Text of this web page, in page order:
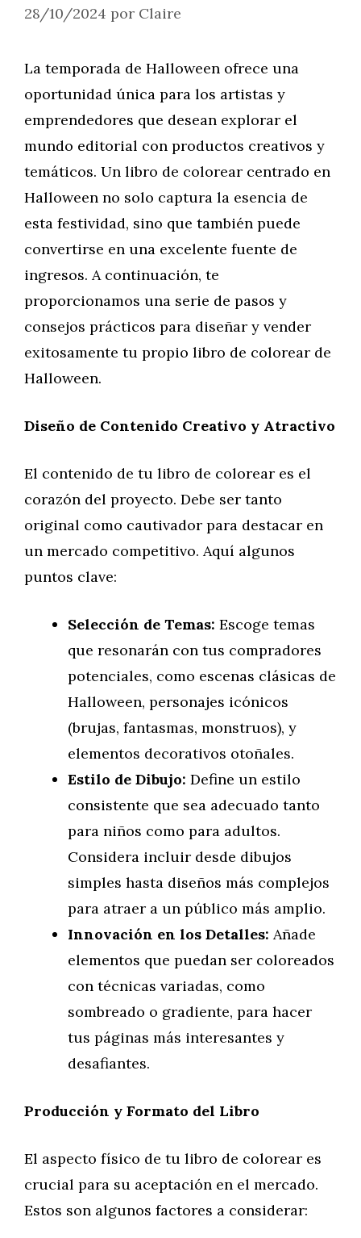
28/10/2024 por Claire
La temporada de Halloween ofrece una
oportunidad única para los artistas y
emprendedores que desean explorar el
mundo editorial con productos creativos y
temáticos. Un libro de colorear centrado en
Halloween no solo captura la esencia de
esta festividad, sino que también puede
convertirse en una excelente fuente de
ingresos. A continuación, te
proporcionamos una serie de pasos y
consejos prácticos para diseñar y vender
exitosamente tu propio libro de colorear de
Halloween.
Diseño de Contenido Creativo y Atractivo
El contenido de tu libro de colorear es el
corazón del proyecto. Debe ser tanto
original como cautivador para destacar en
un mercado competitivo. Aquí algunos
puntos clave:
Selección de Temas: Escoge temas
que resonarán con tus compradores
potenciales, como escenas clásicas de
Halloween, personajes icónicos
(brujas, fantasmas, monstruos), y
elementos decorativos otoñales.
Estilo de Dibujo: Define un estilo
consistente que sea adecuado tanto
para niños como para adultos.
Considera incluir desde dibujos
simples hasta diseños más complejos
para atraer a un público más amplio.
Innovación en los Detalles: Añade
elementos que puedan ser coloreados
con técnicas variadas, como
sombreado o gradiente, para hacer
tus páginas más interesantes y
desafiantes.
Producción y Formato del Libro
El aspecto físico de tu libro de colorear es
crucial para su aceptación en el mercado.
Estos son algunos factores a considerar: